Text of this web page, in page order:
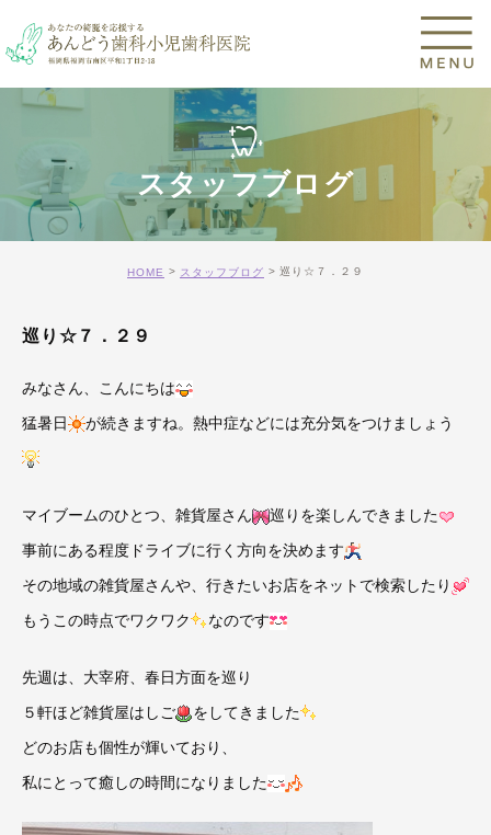
スタッフブログ
HOME スタッフブログ 巡り☆７．２９
巡り☆７．２９
みなさん、こんにちは
猛暑日
が続きますね。熱中症などには充分気をつけましょう
マイブームのひとつ、雑貨屋さん
巡りを楽しんできました
事前にある程度ドライブに行く方向を決めます
その地域の雑貨屋さんや、行きたいお店をネットで検索したり
もうこの時点でワクワク
なのです
先週は、大宰府、春日方面を巡り
５軒ほど雑貨屋はしご
をしてきました
どのお店も個性が輝いており、
私にとって癒しの時間になりました